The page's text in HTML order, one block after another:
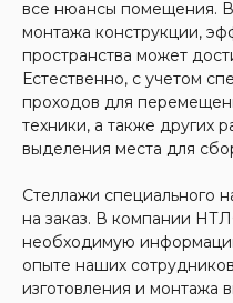
все нюансы помещения. В
монтажа конструкции,
пространства может
Естественно, с учетом
проходов для
техники, а также других
выделения места для
Стеллажи специального
на заказ. В компании
необходимую
опыте наших
изготовления и монтажа